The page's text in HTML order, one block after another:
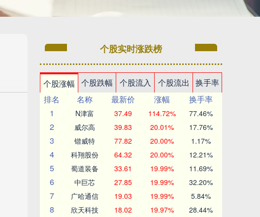
个股实时涨跌榜
个股涨幅 个股跌幅 个股流入 个股流出
换手率
排名
名称 最新价 涨幅
换手率
1
N津富 37.49 114.72% 77.46%
2 威尔高 39.83 20.01% 17.76%
3 锴威特 77.82 20.00% 1.17%
4 科翔股份 64.32 20.00% 12.21%
5 蜀道装备 33.61 19.99% 11.69%
6 中巨芯 27.85 19.99% 32.20%
7 广哈通信 19.03 19.99% 5.84%
8 欣天科技 18.02 19.97% 28.44%